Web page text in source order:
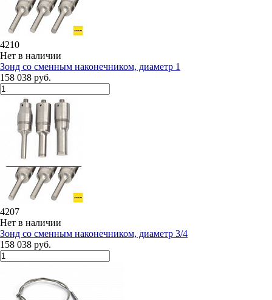
4210
Нет в наличии
Зонд со сменным наконечником, диаметр 1
158 038 руб.
4207
Нет в наличии
Зонд со сменным наконечником, диаметр 3/4
158 038 руб.